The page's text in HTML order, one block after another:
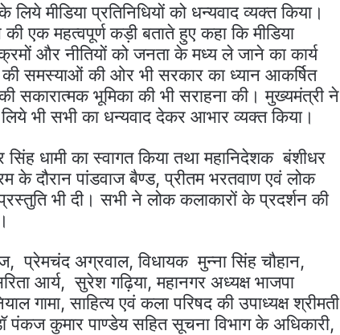
मीडिया प्रतिनिधियों को धन्यवाद व्यक्त किया।
एक महत्वपूर्ण कड़ी बताते हुए कहा कि मीडिया
और नीतियों को जनता के मध्य ले जाने का कार्य
समस्याओं की ओर भी सरकार का ध्यान आकर्षित
सकारात्मक भूमिका की भी सराहना की। मुख्यमंत्री ने
भी सभी का धन्यवाद देकर आभार व्यक्त किया।
धामी का स्वागत किया तथा महानिदेशक बंशीधर
के दौरान पांडवाज बैण्ड, प्रीतम भरतवाण एवं लोक
भी दी। सभी ने लोक कलाकारों के प्रदर्शन की
प्रेमचंद अग्रवाल, विधायक मुन्ना सिंह चौहान,
आर्य, सुरेश गढ़िया, महानगर अध्यक्ष भाजपा
गामा, साहित्य एवं कला परिषद की उपाध्यक्ष श्रीमती
पंकज कुमार पाण्डेय सहित सूचना विभाग के अधिकारी,